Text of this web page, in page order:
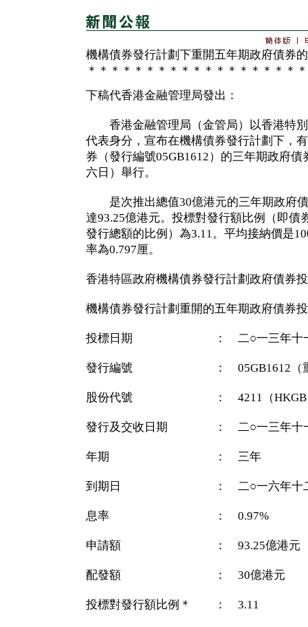
機構債券發行計劃下重開五年期政府債券
＊＊＊＊＊＊＊＊＊＊＊＊＊＊＊＊＊＊
下稿代香港金融管理局發出：
香港金融管理局（金管局）以香港特別
代表身分，宣布在機構債券發行計劃下，
券（發行編號05GB1612）的三年期政府
六日）舉行。
是次推出總值30億港元的三年期政府債
達93.25億港元。投標對發行額比例（即債
發行總額的比例）為3.11。平均接納價是
率為0.797厘。
香港特區政府機構債券發行計劃政府債券
機構債券發行計劃重開的五年期政府債券
投標日期 ： 二○一三年十一
發行編號 ： 05GB1612（重
股份代號 ： 4211（HKGB
發行及交收日期 ： 二○一三年十
年期 ： 三年
到期日 ： 二○一六年十二
息率 ： 0.97%
申請額 ： 93.25億港元
配發額 ： 30億港元
投標對發行額比例＊ ： 3.11